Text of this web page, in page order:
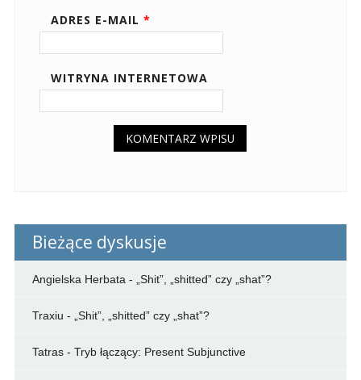
ADRES E-MAIL *
WITRYNA INTERNETOWA
Bieżące dyskusje
Angielska Herbata - „Shit”, „shitted” czy „shat”?
Traxiu - „Shit”, „shitted” czy „shat”?
Tatras- Tryb łączący: Present Subjunctive